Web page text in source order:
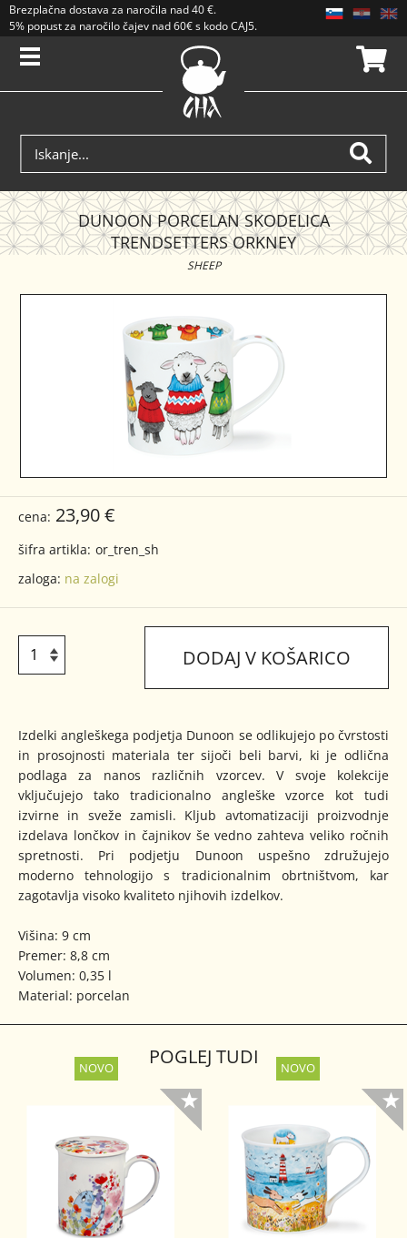
Brezplačna dostava za naročila nad40 €.
5% popust za naročilo čajev nad 60€ s kodo CAJ5. Popusti se ne seštevajo.
DUNOON PORCELAN SKODELICA
TRENDSETTERS ORKNEY
SHEEP
cena: 23,90 €
šifra artikla: or_tren_sh
zaloga: na zalogi
DODAJ V KOŠARICO
Izdelki angleškega podjetja Dunoon se odlikujejo po čvrstosti
in prosojnosti materiala ter sijoči beli barvi, ki je odlična
podlaga za nanos različnih vzorcev. V svoje kolekcije
vključujejo tako tradicionalno angleške vzorce kot tudi
izvirne in sveže zamisli. Kljub avtomatizaciji proizvodnje
izdelava lončkov in čajnikov še vedno zahteva veliko ročnih
spretnosti. Pri podjetju Dunoon uspešno združujejo
moderno tehnologijo s tradicionalnim obrtništvom, kar
zagotavlja visoko kvaliteto njihovih izdelkov.
Višina: 9 cm
Premer: 8,8 cm
Volumen: 0,35 l
Material: porcelan
POGLEJ TUDI